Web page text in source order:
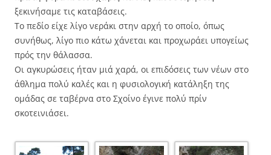
ξεκινήσαμε τις καταβάσεις.
Το πεδίο είχε λίγο νεράκι στην αρχή το οποίο, όπως
συνήθως, λίγο πιο κάτω χάνεται και προχωράει υπογείως
πρός την θάλασσα.
Οι αγκυρώσεις ήταν μιά χαρά, οι επιδόσεις των νέων στο
άθλημα πολύ καλές και η φυσιολογική κατάληξη της
ομάδας σε ταβέρνα στο Σχοίνο έγινε πολύ πρίν
σκοτεινιάσει.